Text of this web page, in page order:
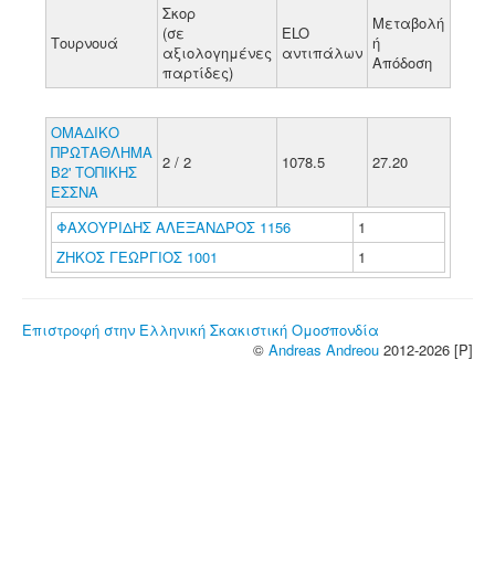
Τουρνουά
Σκορ
(σε
αξιολογημένες
παρτίδες)
ELO
αντιπάλων
Μεταβολή
ή
Απόδοση
ΟΜΑΔΙΚΟ
ΠΡΩΤΑΘΛΗΜΑ
B2' ΤΟΠΙΚΗΣ
ΕΣΣΝΑ
2 / 2 1078.5 27.20
ΦΑΧΟΥΡΙΔΗΣ ΑΛΕΞΑΝΔΡΟΣ 1156
1
ΖΗΚΟΣ ΓΕΩΡΓΙΟΣ 1001
1
Επιστροφή στην Ελληνική Σκακιστική Ομοσπονδία
© Andreas Andreou 2012-2026 [P]